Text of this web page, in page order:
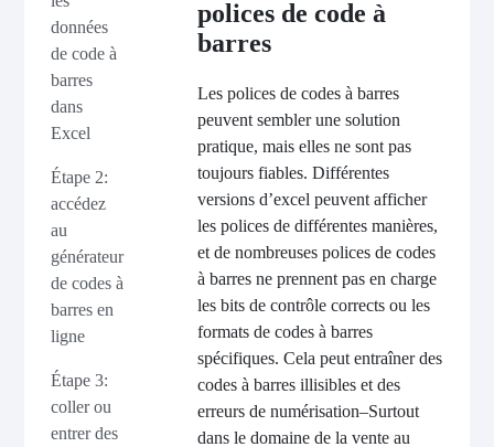
données
de code à
barres
dans
Excel
Étape 2:
accédez
au
générateur
de codes à
barres en
ligne
Étape 3:
coller ou
entrer des
polices de code à
barres
Les polices de codes à barres
peuvent sembler une solution
pratique, mais elles ne sont pas
toujours fiables. Différentes
versions d’excel peuvent afficher
les polices de différentes manières,
et de nombreuses polices de codes
à barres ne prennent pas en charge
les bits de contrôle corrects ou les
formats de codes à barres
spécifiques. Cela peut entraîner des
codes à barres illisibles et des
erreurs de numérisation–Surtout
dans le domaine de la vente au